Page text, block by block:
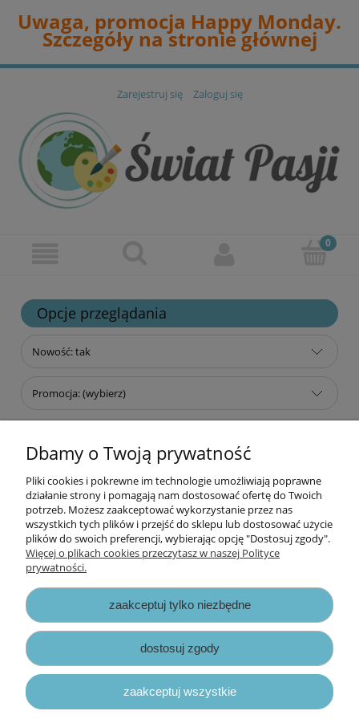
Uwaga, promocja Happy Monday.
Szczegóły na stronie głównej
Zarejestruj się Zaloguj się
Opcje przeglądania
Nowość: tak
Promocja: (wybierz)
Nie znaleziono produktów spełniających podane kryteria.
Informacje
Opłaty i koszty dostawy
Zapisy prawne
Dbamy o Twoją prywatność
Pliki cookies i pokrewne im technologie umożliwiają poprawne
działanie strony i pomagają nam dostosować ofertę do Twoich
potrzeb. Możesz zaakceptować wykorzystanie przez nas
wszystkich tych plików i przejść do sklepu lub dostosować użycie
plików do swoich preferencji, wybierając opcję "Dostosuj zgody".
Więcej o plikach cookies przeczytasz w naszej Polityce
prywatności.
zaakceptuj tylko niezbędne
dostosuj zgody
zaakceptuj wszystkie